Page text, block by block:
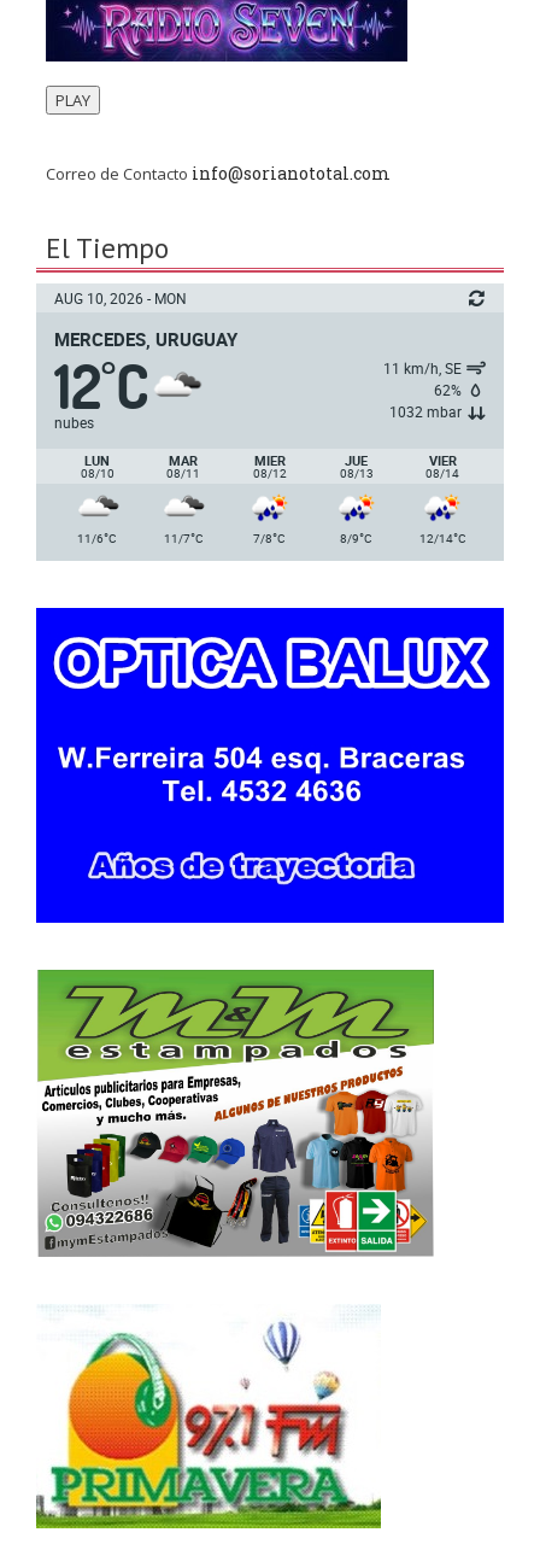
PLAY
Correo de Contacto info@sorianototal.com
El Tiempo
AUG 10, 2026 - MON
MERCEDES, URUGUAY
12°C
nubes
11 km/h, SE
62%
1032 mbar
LUN
08/10
MAR
08/11
MIER
08/12
JUE
08/13
VIER
08/14
11/6°C 11/7°C 7/8°C 8/9°C 12/14°C